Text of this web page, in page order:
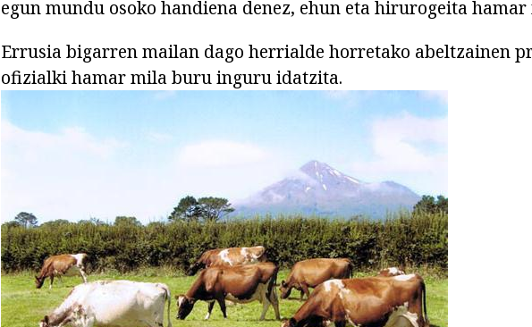
egun mundu osoko handiena denez, ehun eta hirurogeita
Errusia bigarren mailan dago herrialde horretako abeltzainen
ofizialki hamar mila buru inguru idatzita.